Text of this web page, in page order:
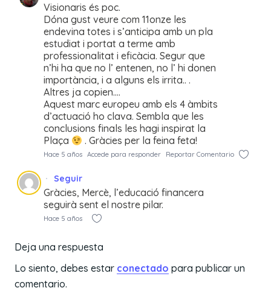
Visionaris és poc.
Dóna gust veure com 11onze les
endevina totes i s’anticipa amb un pla
estudiat i portat a terme amb
professionalitat i eficàcia. Segur que
n’hi ha que no l’ entenen, no l’ hi donen
importància, i a alguns els irrita.. .
Altres ja copien….
Aquest marc europeu amb els 4 àmbits
d’actuació ho clava. Sembla que les
conclusions finals les hagi inspirat la
Plaça
. Gràcies per la feina feta!
Hace 5 años Accede para responder Reportar Comentario
Seguir
Gràcies, Mercè, l’educació financera
seguirà sent el nostre pilar.
Hace 5 años
Deja una respuesta
Lo siento, debes estar conectado para publicar un
comentario.